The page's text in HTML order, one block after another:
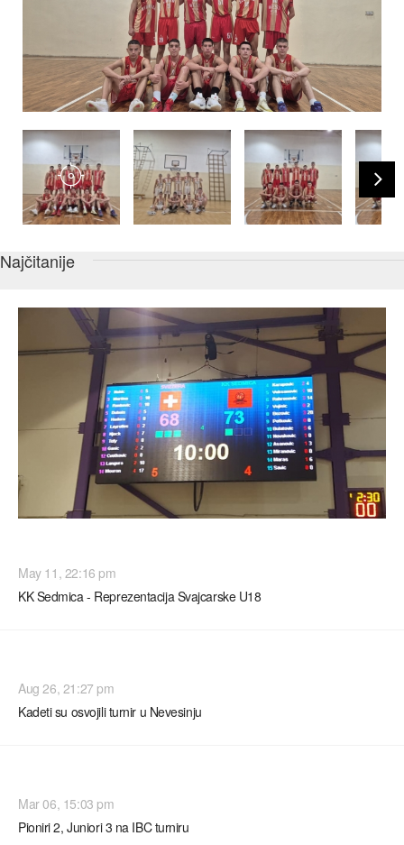
Najčitanije
May 11, 22:16 pm
KK Sedmica - Reprezentacija Svajcarske U18
Aug 26, 21:27 pm
Kadeti su osvojili turnir u Nevesinju
Mar 06, 15:03 pm
Pioniri 2, Juniori 3 na IBC turniru